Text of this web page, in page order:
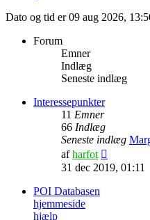
Dato og tid er 09 aug 2026,
Forum
Emner
Indlæg
Seneste indlæg
Interessepunkter
11 Emner
66 Indlæg
Seneste indlæg
afharfot
det
31 dec 2019, 01:11
POI Databasen
hjemmeside
hjælp